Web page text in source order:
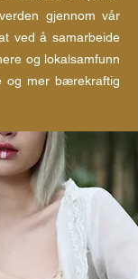
gjennom vår
ved å samarbeide
og lokalsamfunn
og mer bærekraftig